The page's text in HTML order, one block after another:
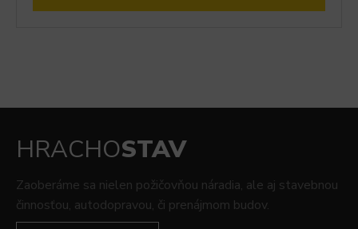
HRACHOSTAV
Zaoberáme sa nielen požičovňou náradia, ale aj stavebnou
činnosťou, autodopravou, či prenájmom budov.